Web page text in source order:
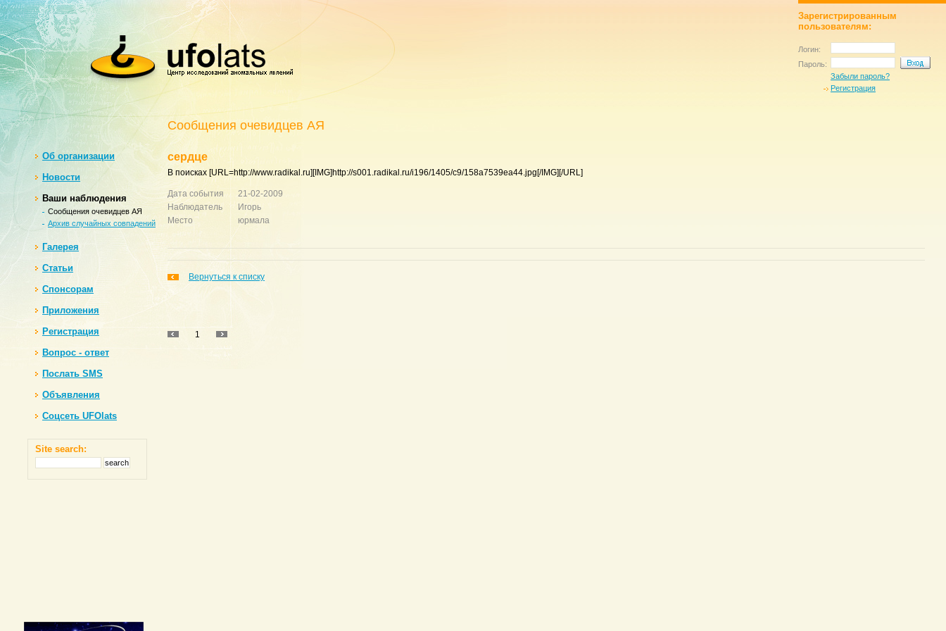
Зарегистрированным
пользователям:
Логин:
Пароль:
Забыли пароль?
Регистрация
Oб организации
Новости
Ваши наблюдения
Сообщения очевидцев АЯ
Архив случайных совпадений
Галерея
Статьи
Спонсорам
Приложения
Регистрация
Вопрос - ответ
Послать SMS
Объявления
Соцсеть UFOlats
Site search:
Сообщения очевидцев АЯ
сердце
В поисках [URL=http://www.radikal.ru][IMG]http://s001.radikal.ru/i196/1405/c9/158a7539ea44.jpg[/IMG][/URL]
Дата события
21-02-2009
Наблюдатель
Игорь
Место
юрмала
Вернуться к списку
1